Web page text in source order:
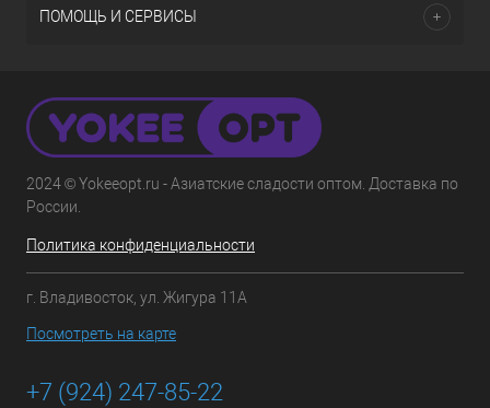
ПОМОЩЬ И СЕРВИСЫ
2024 © Yokeeopt.ru - Азиатские сладости оптом. Доставка по
России.
Политика конфиденциальности
г. Владивосток, ул. Жигура 11А
Посмотреть на карте
+7 (924) 247-85-22